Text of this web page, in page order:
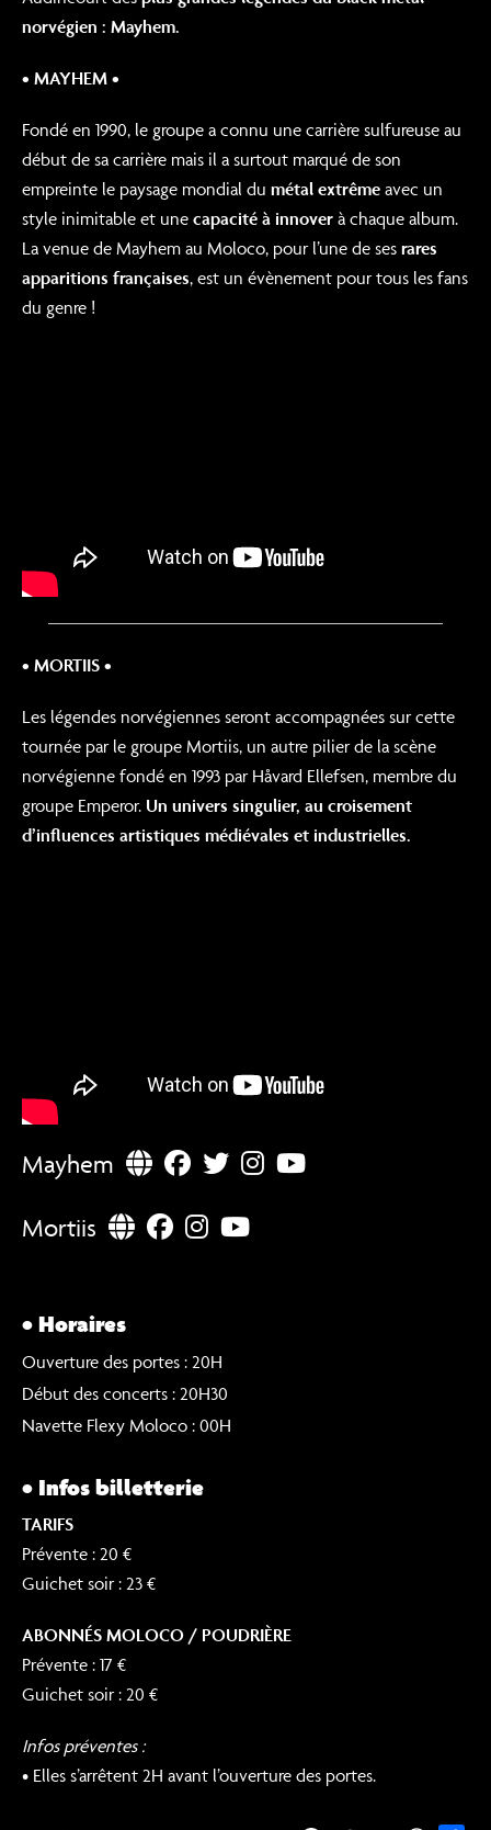
norvégien : Mayhem.
• MAYHEM •
Fondé en 1990, le groupe a connu une carrière sulfureuse au
début de sa carrière mais il a surtout marqué de son
empreinte le paysage mondial du métal extrême avec un
style inimitable et une capacité à innover à chaque album.
La venue de Mayhem au Moloco, pour l’une de ses rares
apparitions françaises, est un évènement pour tous les fans
du genre !
• MORTIIS •
Les légendes norvégiennes seront accompagnées sur cette
tournée par le groupe Mortiis, un autre pilier de la scène
norvégienne fondé en 1993 par Håvard Ellefsen, membre du
groupe Emperor. Un univers singulier, au croisement
d’influences artistiques médiévales et industrielles.
Mayhem
Mortiis
• Horaires
Ouverture des portes : 20H
Début des concerts : 20H30
Navette Flexy Moloco : 00H
• Infos billetterie
TARIFS
Prévente : 20 €
Guichet soir : 23 €
ABONNÉS MOLOCO / POUDRIÈRE
Prévente : 17 €
Guichet soir : 20 €
Infos préventes :
• Elles s’arrêtent 2H avant l’ouverture des portes.